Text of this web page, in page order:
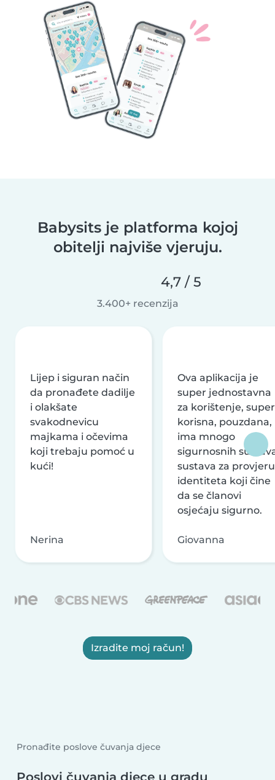
Babysits je platforma kojoj
obitelji najviše vjeruju.
4,7 / 5
3.400+ recenzija
Lijep i siguran način
da pronađete dadilje
i olakšate
svakodnevicu
majkama i očevima
koji trebaju pomoć u
kući!
Nerina
Ova aplikacija je
super jednostavna
za korištenje, super
korisna, pouzdana,
ima mnogo
sigurnosnih
sustava za provjeru
identiteta koji čine
da se članovi
osjećaju sigurno.
Giovanna
Izradite moj račun!
Pronađite poslove čuvanja djece